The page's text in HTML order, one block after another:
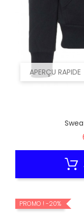
APERÇU RAPIDE
PROMO ! -20%